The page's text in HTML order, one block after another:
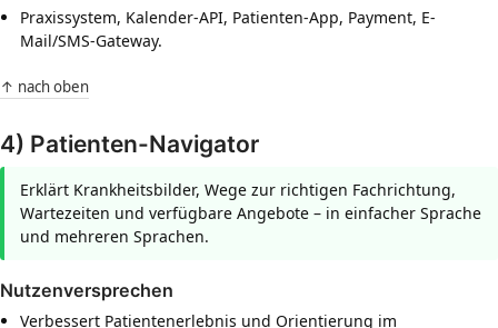
Praxissystem, Kalender-API, Patienten-App, Payment, E-
Mail/SMS-Gateway.
↑ nach oben
4) Patienten-Navigator
Erklärt Krankheitsbilder, Wege zur richtigen Fachrichtung,
Wartezeiten und verfügbare Angebote – in einfacher Sprache
und mehreren Sprachen.
Nutzenversprechen
Verbessert Patientenerlebnis und Orientierung im